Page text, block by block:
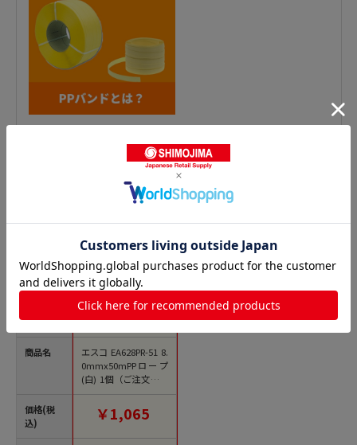
PPロープ（ビニール紐）の人気商品との比較
商品名
価格(税
込)
エスコ EA628PR-51 8.
0mmx50mPPロープ
(白) 1個（ご注文単位
1個）【直送品】
￥1,065